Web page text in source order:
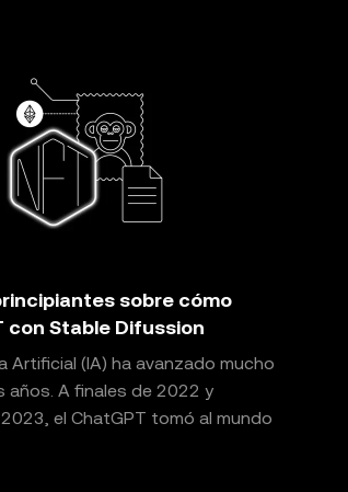
sobre cómo
con Stable Difussion
Artificial (IA) ha avanzado mucho
años. A finales de 2022 y
el ChatGPT tomó al mundo